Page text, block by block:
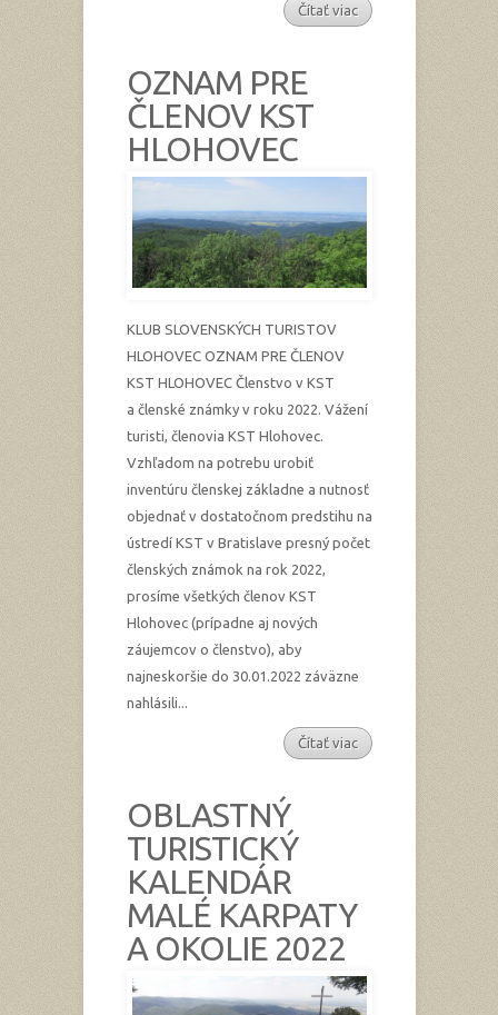
Čítať viac
OZNAM PRE
ČLENOV KST
HLOHOVEC
KLUB SLOVENSKÝCH TURISTOV
HLOHOVEC OZNAM PRE ČLENOV
KST HLOHOVEC Členstvo v KST
a členské známky v roku 2022. Vážení
turisti, členovia KST Hlohovec.
Vzhľadom na potrebu urobiť
inventúru členskej základne a nutnosť
objednať v dostatočnom predstihu na
ústredí KST v Bratislave presný počet
členských známok na rok 2022,
prosíme všetkých členov KST
Hlohovec (prípadne aj nových
záujemcov o členstvo), aby
najneskoršie do 30.01.2022 záväzne
nahlásili...
Čítať viac
OBLASTNÝ
TURISTICKÝ
KALENDÁR
MALÉ KARPATY
A OKOLIE 2022